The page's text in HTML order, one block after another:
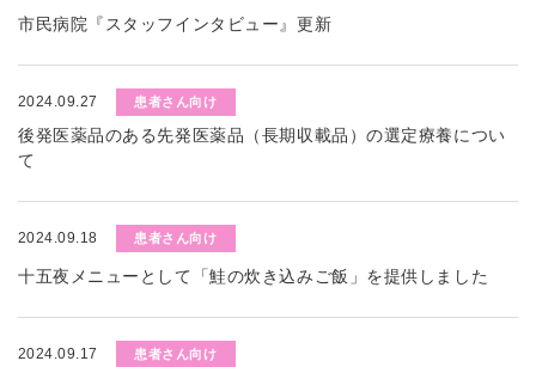
市民病院『スタッフインタビュー』更新
2024.09.27 患者さん向け
後発医薬品のある先発医薬品（長期収載品）の選定療養につい
て
2024.09.18 患者さん向け
十五夜メニューとして「鮭の炊き込みご飯」を提供しました
2024.09.17 患者さん向け